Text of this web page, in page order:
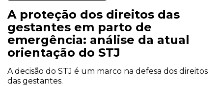
A proteção dos direitos das
gestantes em parto de
emergência: análise da atual
orientação do STJ
A decisão do STJ é um marco na defesa dos direitos
das gestantes.